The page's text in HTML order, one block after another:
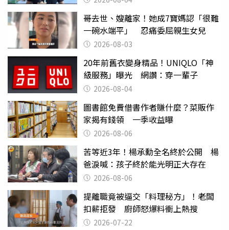
哥去世、嫂離家！她成7寶媽認「很難
一碗水端平」 忍痛委屈親生女兒
2026-08-03
20年前舊衣變身精品！UNIQLO「神
級服務」曝光 網讚：穿一輩子
2026-08-04
圖書館免費借書作者賺什麼？菜販作
家揭有錢領 一季收益曝
2026-08-06
苦等近3年！楊承勳全名終於公開 楊
爸淚喊：孩子終於能光明正大存在
2026-08-06
提離職竟被逼交「料理秘方」！老闆
扣薪拒發 廚師怒爆料衝上熱搜
2026-07-22